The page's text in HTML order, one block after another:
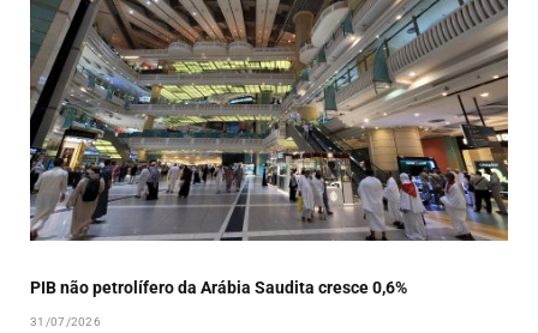
PIB não petrolífero da Arábia Saudita cresce 0,6%
31/07/2026